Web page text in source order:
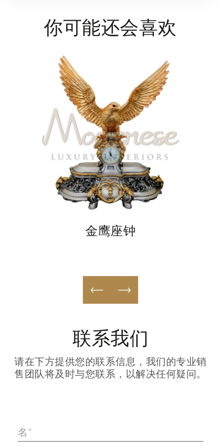
你可能还会喜欢
金鹰座钟
联系我们
请在下方提供您的联系信息，我们的专业销
售团队将及时与您联系，以解决任何疑问。